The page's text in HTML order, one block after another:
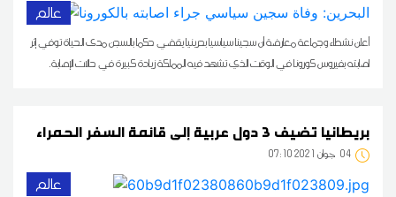
عالم
أعلن نشطاء وجماعة معارضة أن سجينا سياسيا بحرينيا يقضي حكما بالسجن مدى الحياة توفي إثر
اصابته بفيروس كورونا في الوقت الذي تشهد فيه المملكة زيادة كبيرة في حالات الإصابة.
بريطانيا تضيف 3 دول عربية إلى قائمة السفر الحمراء
04 07:10 2021 جوان
عالم